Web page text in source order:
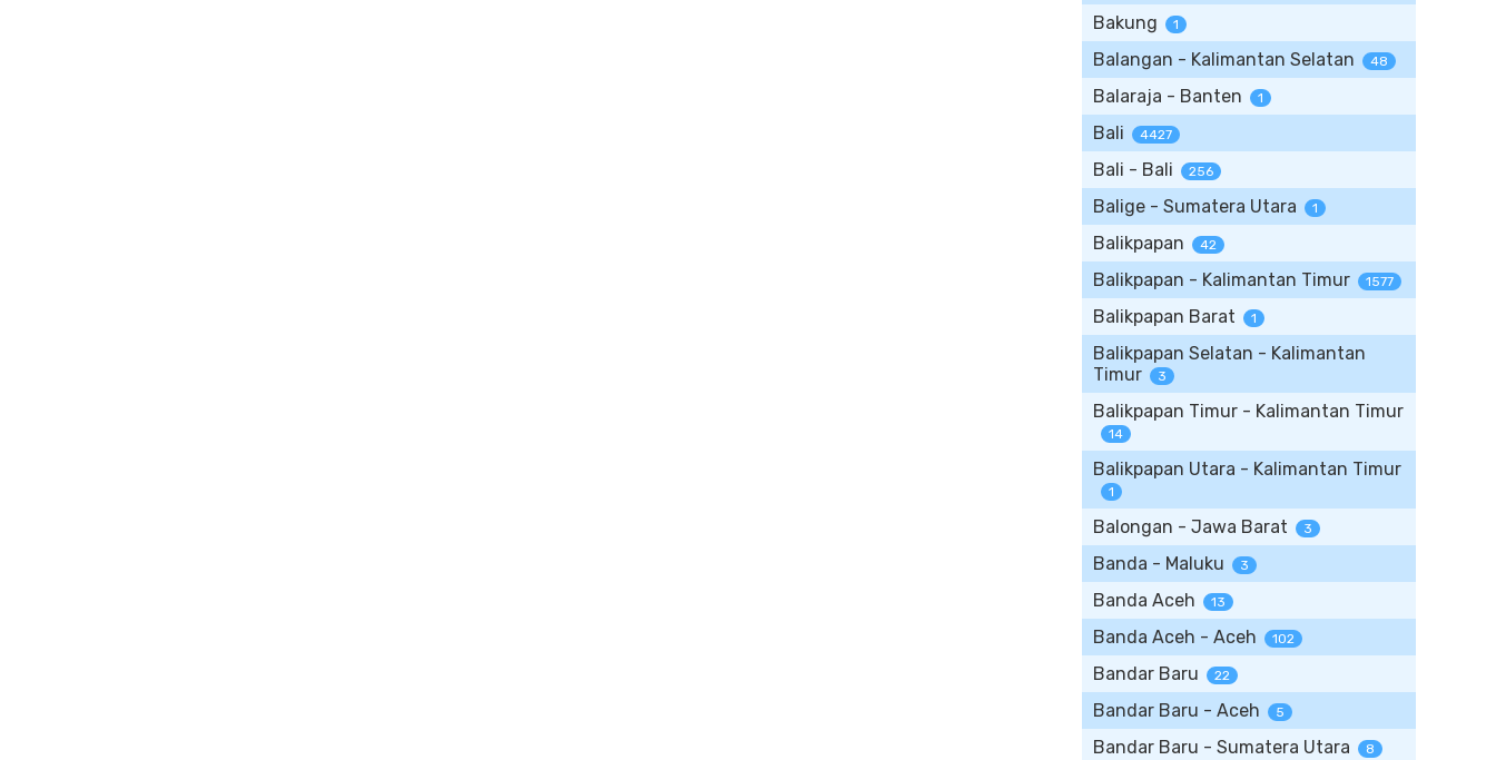
Bakung 1
Balangan - Kalimantan Selatan 48
Balaraja - Banten 1
Bali 4427
Bali - Bali 256
Balige - Sumatera Utara 1
Balikpapan 42
Balikpapan - Kalimantan Timur 1577
Balikpapan Barat 1
Balikpapan Selatan - Kalimantan
Timur
3
Balikpapan Timur - Kalimantan Timur
14
Balikpapan Utara - Kalimantan Timur
1
Balongan - Jawa Barat 3
Banda - Maluku 3
Banda Aceh 13
Banda Aceh - Aceh 102
Bandar Baru 22
Bandar Baru - Aceh 5
Bandar Baru - Sumatera Utara 8